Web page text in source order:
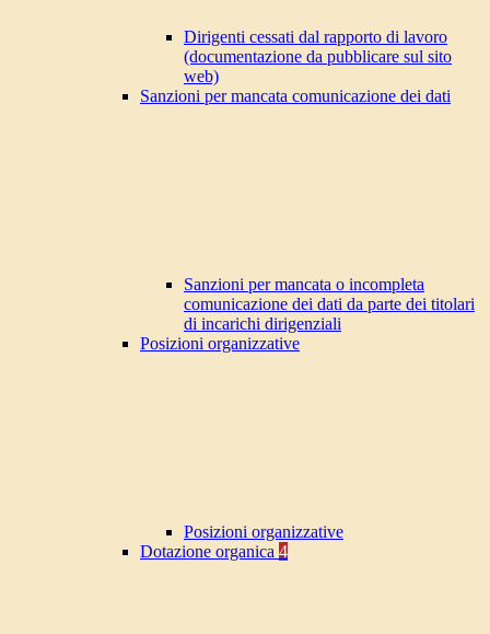
Dirigenti cessati dal rapporto di lavoro
(documentazione da pubblicare sul sito
web)
Sanzioni per mancata comunicazione dei dati
Sanzioni per mancata o incompleta
comunicazione dei dati da parte dei titolari
di incarichi dirigenziali
Posizioni organizzative
Posizioni organizzative
Dotazione organica 4